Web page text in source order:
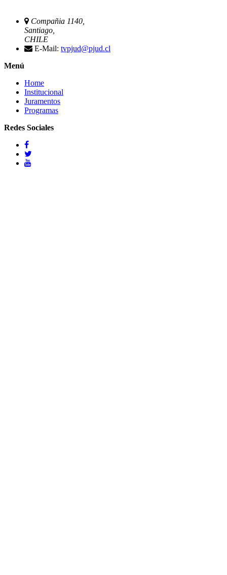
Compañia 1140,
Santiago,
CHILE
E-Mail: tvpjud@pjud.cl
Menú
Home
Institucional
Juramentos
Programas
Redes Sociales